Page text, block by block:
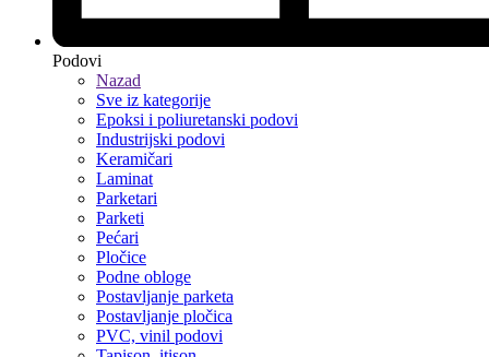
Podovi
Nazad
Sve iz kategorije
Epoksi i poliuretanski podovi
Industrijski podovi
Keramičari
Laminat
Parketari
Parketi
Pećari
Pločice
Podne obloge
Postavljanje parketa
Postavljanje pločica
PVC, vinil podovi